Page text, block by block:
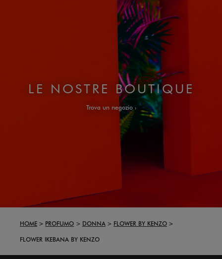
LE NOSTRE BOUTIQUE
Trova un negozio
HOME PROFUMO DONNA
FLOWER BY KENZO
FLOWER IKEBANA BY KENZO